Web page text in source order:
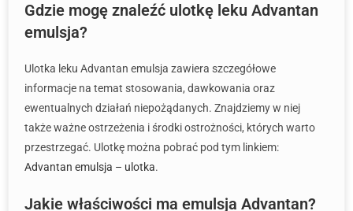
Gdzie mogę znaleźć ulotkę leku Advantan
emulsja?
Ulotka leku Advantan emulsja zawiera szczegółowe
informacje na temat stosowania, dawkowania oraz
ewentualnych działań niepożądanych. Znajdziemy w niej
także ważne ostrzeżenia i środki ostrożności, których warto
przestrzegać. Ulotkę można pobrać pod tym linkiem:
Advantan emulsja – ulotka.
Jakie właściwości ma emulsja Advantan?